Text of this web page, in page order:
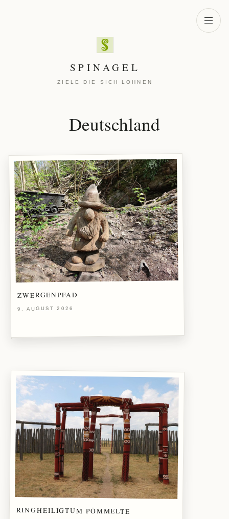
SPINAGEL
ZIELE DIE SICH LOHNEN
Menü
Deutschland
ZWERGENPFAD
9. AUGUST 2026
RINGHEILIGTUM PÖMMELTE